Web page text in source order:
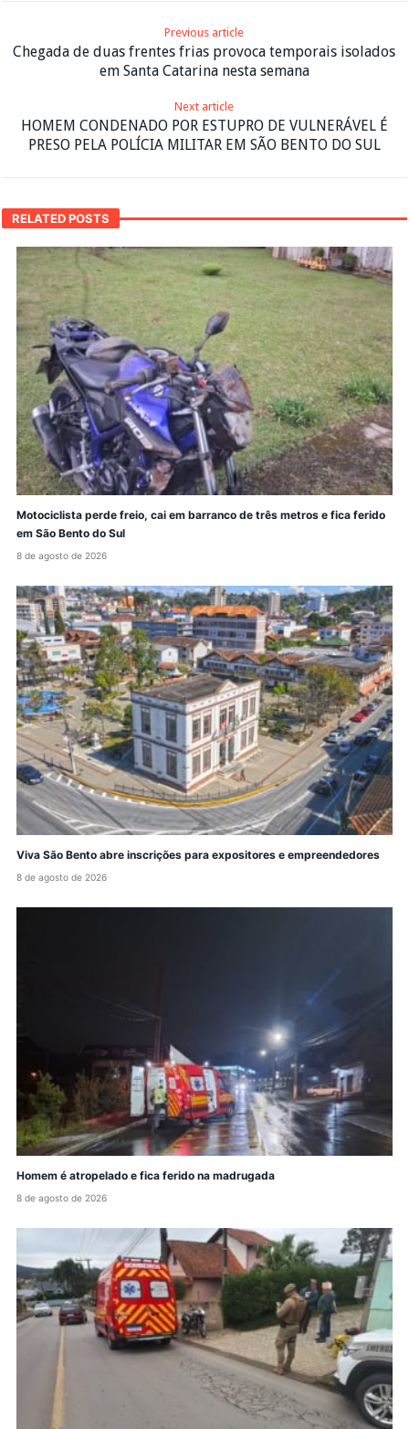
Previous article
Chegada de duas frentes frias provoca temporais isolados
em Santa Catarina nesta semana
Next article
HOMEM CONDENADO POR ESTUPRO DE VULNERÁVEL É
PRESO PELA POLÍCIA MILITAR EM SÃO BENTO DO SUL
RELATED POSTS
Motociclista perde freio, cai em barranco de três metros e fica ferido
em São Bento do Sul
8 de agosto de 2026
Viva São Bento abre inscrições para expositores e empreendedores
8 de agosto de 2026
Homem é atropelado e fica ferido na madrugada
8 de agosto de 2026